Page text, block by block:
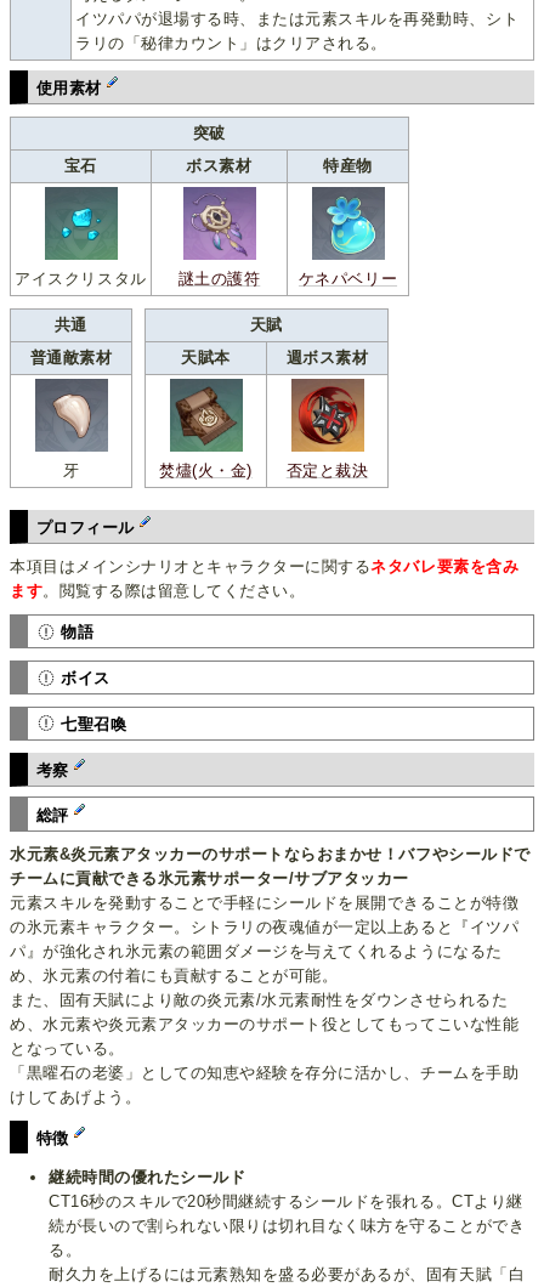
イツパパが退場する時、または元素スキルを再発動時、シト
ラリの「秘律カウント」はクリアされる。
使用素材
突破
宝石
ボス素材 特産物
アイスクリスタル 謎土の護符 ケネパベリー
共通
普通敵素材
牙
天賦
天賦本
週ボス素材
焚燼(火・金) 否定と裁決
プロフィール
本項目はメインシナリオとキャラクターに関するネタバレ要素を含み
ます。閲覧する際は留意してください。
物語
ボイス
七聖召喚
考察
総評
水元素&炎元素アタッカーのサポートならおまかせ！バフやシールドで
チームに貢献できる氷元素サポーター/サブアタッカー
元素スキルを発動することで手軽にシールドを展開できることが特徴
の氷元素キャラクター。シトラリの夜魂値が一定以上あると『イツパ
パ』が強化され氷元素の範囲ダメージを与えてくれるようになるた
め、氷元素の付着にも貢献することが可能。
また、固有天賦により敵の炎元素/水元素耐性をダウンさせられるた
め、水元素や炎元素アタッカーのサポート役としてもってこいな性能
となっている。
「黒曜石の老婆」としての知恵や経験を存分に活かし、チームを手助
けしてあげよう。
特徴
継続時間の優れたシールド
CT16秒のスキルで20秒間継続するシールドを張れる。CTより継
続が長いので割られない限りは切れ目なく味方を守ることができ
る。
耐久力を上げるには元素熟知を盛る必要があるが、固有天賦「白